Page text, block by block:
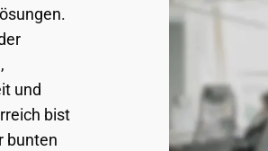
und
bist
bunten